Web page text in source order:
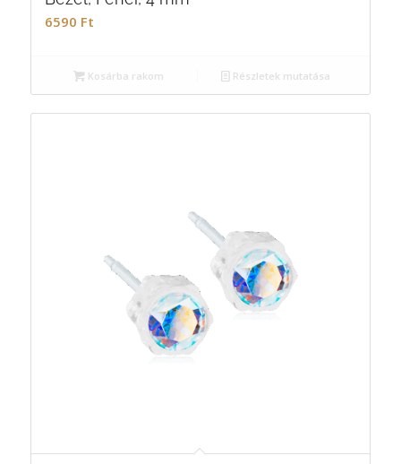
6590 Ft
Kosárba rakom Részletek mutatása